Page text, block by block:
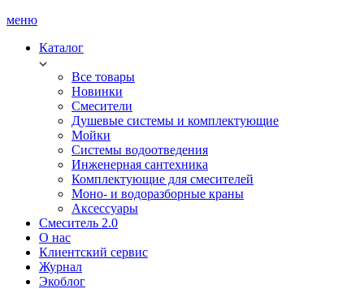
меню
Каталог
Все товары
Новинки
Смесители
Душевые системы и комплектующие
Мойки
Системы водоотведения
Инженерная сантехника
Комплектующие для смесителей
Моно- и водоразборные краны
Аксессуары
Смеситель 2.0
О нас
Клиентский сервис
Журнал
Экоблог